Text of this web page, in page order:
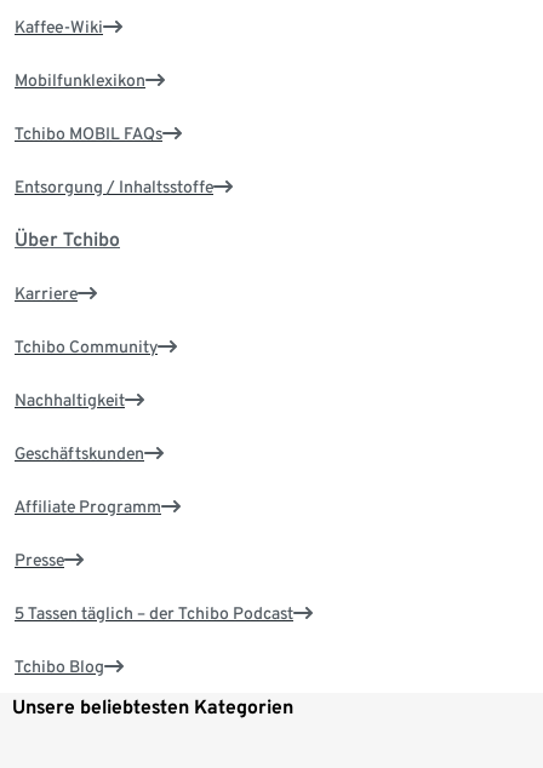
Kaffee-Wiki
Mobilfunklexikon
Tchibo MOBIL FAQs
Entsorgung / Inhaltsstoffe
Über Tchibo
Karriere
Tchibo Community
Nachhaltigkeit
Geschäftskunden
Affiliate Programm
Presse
5 Tassen täglich – der Tchibo Podcast
Tchibo Blog
Unsere beliebtesten Kategorien